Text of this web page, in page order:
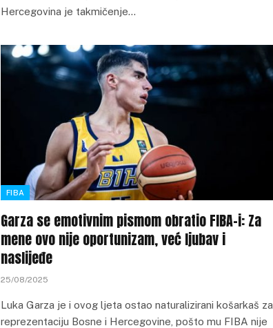
Hercegovina je takmičenje…
FIBA
Garza se emotivnim pismom obratio FIBA-i: Za
mene ovo nije oportunizam, već ljubav i
naslijeđe
25/08/2025
Luka Garza je i ovog ljeta ostao naturalizirani košarkaš za
reprezentaciju Bosne i Hercegovine, pošto mu FIBA nije